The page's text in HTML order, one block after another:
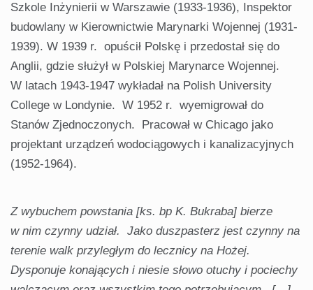
Szkole Inżynierii w Warszawie (1933-1936), Inspektor
budowlany w Kierownictwie Marynarki Wojennej (1931-
1939). W 1939 r. opuścił Polskę i przedostał się do
Anglii, gdzie służył w Polskiej Marynarce Wojennej.
W latach 1943-1947 wykładał na Polish University
College w Londynie. W 1952 r. wyemigrował do
Stanów Zjednoczonych. Pracował w Chicago jako
projektant urządzeń wodociągowych i kanalizacyjnych
(1952-1964).
Z wybuchem powstania [ks. bp K. Bukraba] bierze
w nim czynny udział. Jako duszpasterz jest czynny na
terenie walk przyległym do lecznicy na Hożej.
Dysponuje konających i niesie słowo otuchy i pociechy